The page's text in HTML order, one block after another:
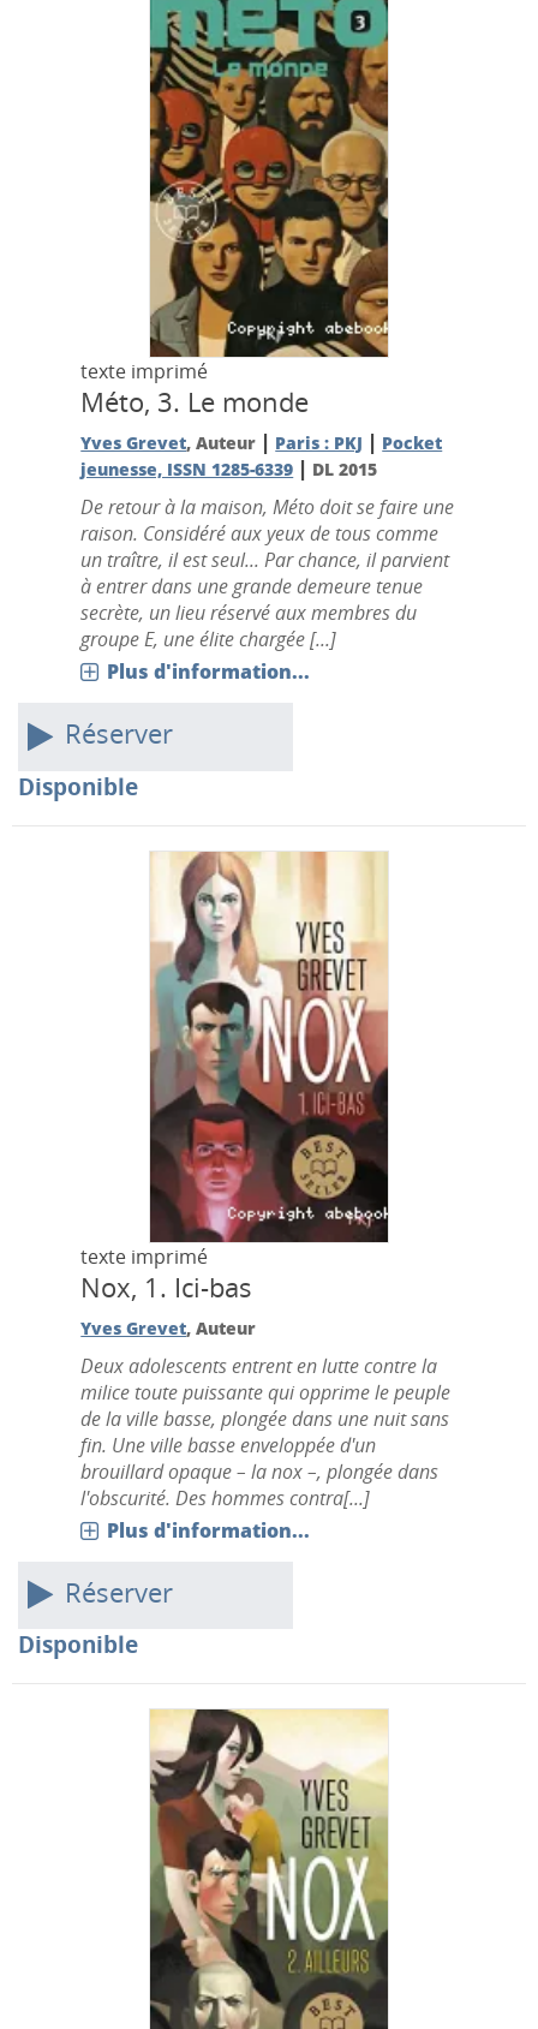
texte imprimé
Méto, 3. Le monde
Yves Grevet, Auteur | Paris : PKJ | Pocket
jeunesse, ISSN 1285-6339 | DL 2015
De retour à la maison, Méto doit se faire une
raison. Considéré aux yeux de tous comme
un traître, il est seul... Par chance, il parvient
à entrer dans une grande demeure tenue
secrète, un lieu réservé aux membres du
groupe E, une élite chargée [...]
Plus d'information...
Réserver
Disponible
texte imprimé
Nox, 1. Ici-bas
Yves Grevet, Auteur
Deux adolescents entrent en lutte contre la
milice toute puissante qui opprime le peuple
de la ville basse, plongée dans une nuit sans
fin. Une ville basse enveloppée d'un
brouillard opaque – la nox –, plongée dans
l'obscurité. Des hommes contra[...]
Plus d'information...
Réserver
Disponible